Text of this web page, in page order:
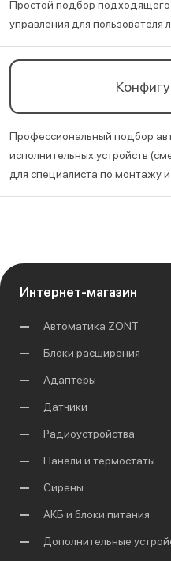
Простой подбор
управления для пользователя
Профессиональный подбор
исполнительных устройств
для специалиста по монтажу и
Интернет-магазин
Автоматика ZONT
Блоки расширения
Адаптеры
Датчики
Радиоустройства
Панели и термостаты
Сирены
АКБ и блоки питания
Дополнительные